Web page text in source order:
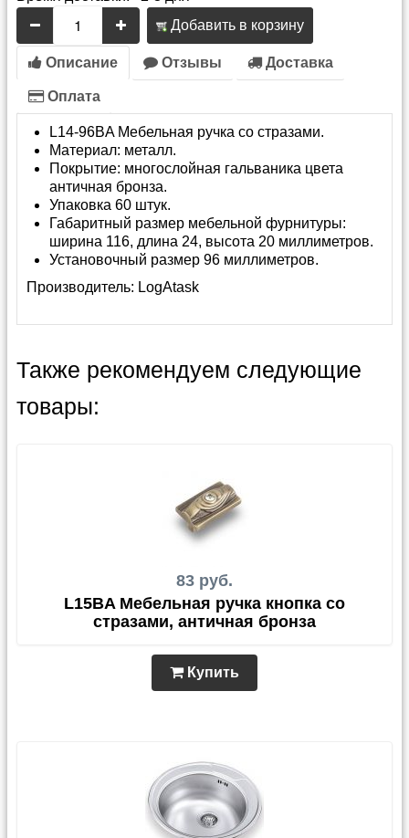
Добавить в корзину
Описание Отзывы Доставка
Оплата
L14-96BA Мебельная ручка со стразами.
Материал: металл.
Покрытие: многослойная гальваника цвета
античная бронза.
Упаковка 60 штук.
Габаритный размер мебельной фурнитуры:
ширина 116, длина 24, высота 20 миллиметров.
Установочный размер 96 миллиметров.
Производитель: LogAtask
Также рекомендуем следующие
товары:
83 руб.
L15BA Мебельная ручка кнопка со
стразами, античная бронза
Купить